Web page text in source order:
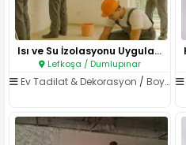
Isı ve Su İzolasyonu Uygulamal..
Lefkoşa / Dumlupınar
Ev Tadilat & Dekorasyon / Boya & Badana